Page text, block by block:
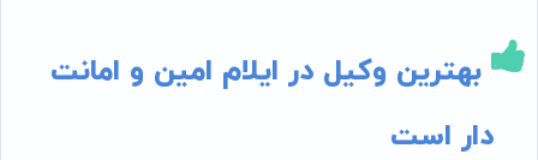
بهترین وکیل در ایلام امین و امانت
دار است